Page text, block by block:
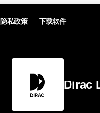
隐私政策 下载软件
Dirac